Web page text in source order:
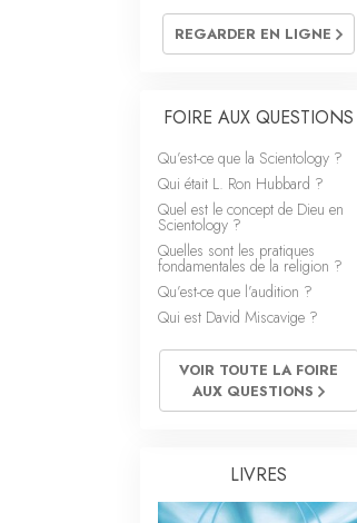
REGARDER EN LIGNE
FOIRE AUX QUESTIONS
Qu’est-ce que la Scientology ?
Qui était L. Ron Hubbard ?
Quel est le concept de Dieu en
Scientology ?
Quelles sont les pratiques
fondamentales de la religion ?
Qu’est-ce que l’audition ?
Qui est David Miscavige ?
VOIR TOUTE LA FOIRE
AUX QUESTIONS
LIVRES